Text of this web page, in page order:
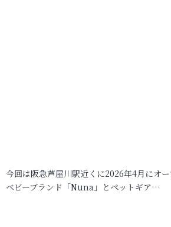
今回は阪急芦屋川駅近くに2026年4月にオ
ベビーブランド「Nuna」とペットギア…